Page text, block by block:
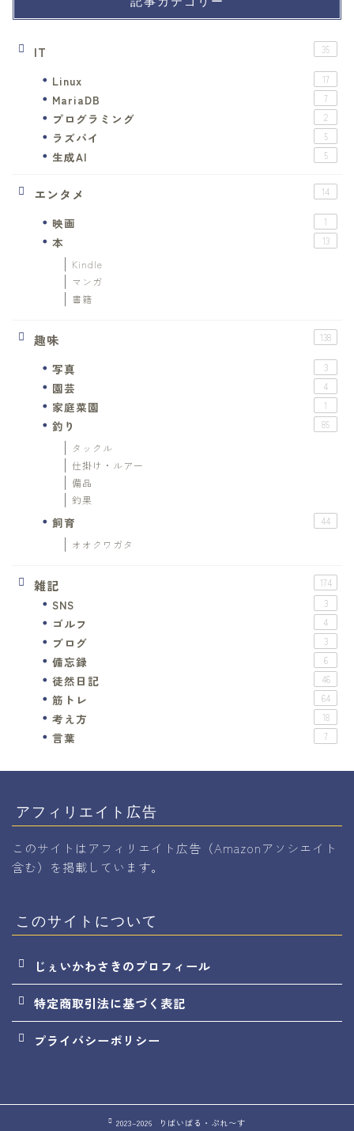
IT 35
Linux 17
MariaDB 7
プログラミング 2
ラズパイ 5
生成AI 5
エンタメ 14
映画 1
本 13
Kindle
マンガ
書籍
趣味 138
写真 3
園芸 4
家庭菜園 1
釣り 85
タックル
仕掛け・ルアー
備品
釣果
飼育 44
オオクワガタ
雑記 174
SNS 3
ゴルフ 4
ブログ 3
備忘録 6
徒然日記 46
筋トレ 64
考え方 18
言葉 7
アフィリエイト広告
このサイトはアフィリエイト広告（Amazonアソシエイト
含む）を掲載しています。
このサイトについて
じぇいかわさきのプロフィール
特定商取引法に基づく表記
プライバシーポリシー
2023–2026 りばいばる・ぷれ〜す